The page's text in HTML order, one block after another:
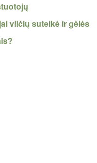
vilčių suteikė ir gėlės